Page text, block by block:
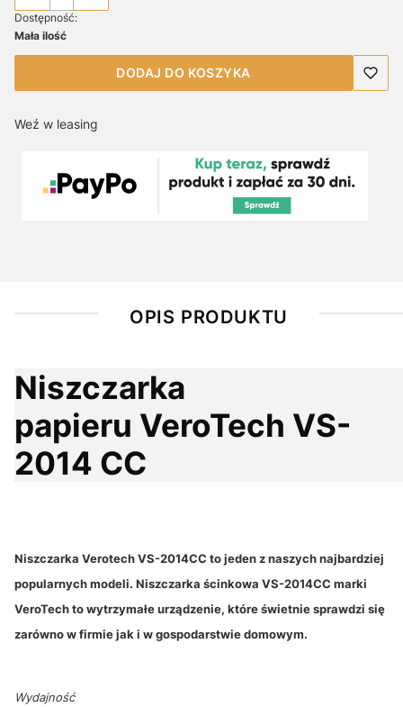
Dostępność:
Mała ilość
DODAJ DO KOSZYKA
Weź w leasing
OPIS PRODUKTU
Niszczarka
papieru VeroTech VS-
2014 CC
Niszczarka Verotech VS-2014CC to jeden z naszych najbardziej
popularnych modeli. Niszczarka ścinkowa VS-2014CC marki
VeroTech to wytrzymałe urządzenie, które świetnie sprawdzi się
zarówno w firmie jak i w gospodarstwie domowym.
Wydajność